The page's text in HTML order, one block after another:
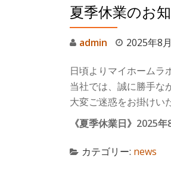
夏季休業のお
admin 2025年8
日頃よりマイホームラ
当社では、誠に勝手な
大変ご迷惑をお掛けい
《夏季休業日》2025
カテゴリー: news